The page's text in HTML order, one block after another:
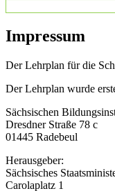
Impressum
Der Lehrplan für die
Der Lehrplan wurde
Sächsischen
Dresdner Straße 78 c
01445 Radebeul
Herausgeber:
Sächsisches
Carolaplatz 1